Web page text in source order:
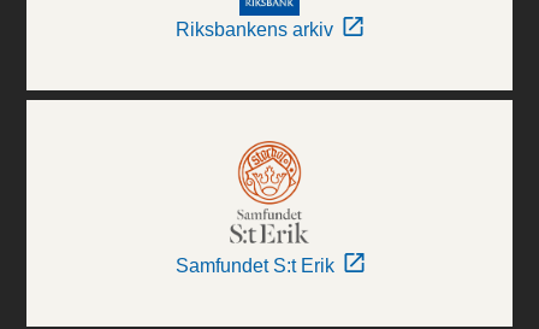
Riksbankens arkiv
Samfundet S:t Erik